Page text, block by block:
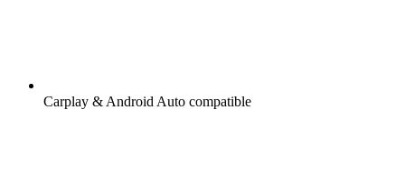
Carplay & Android Auto compatible